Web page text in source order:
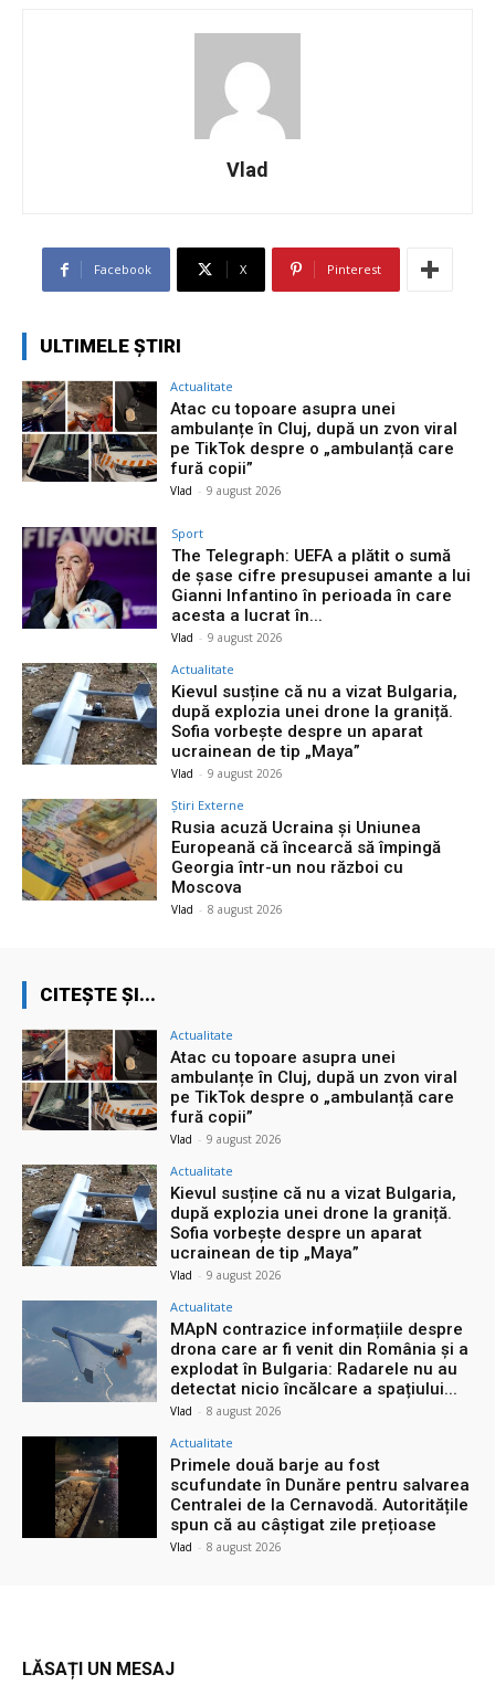
Vlad
Facebook X Pinterest
ULTIMELE ȘTIRI
Actualitate
Atac cu topoare asupra unei
ambulanțe în Cluj, după un zvon viral
pe TikTok despre o „ambulanță care
fură copii”
Vlad - 9 august 2026
Sport
The Telegraph: UEFA a plătit o sumă
de șase cifre presupusei amante a lui
Gianni Infantino în perioada în care
acesta a lucrat în...
Vlad - 9 august 2026
Actualitate
Kievul susține că nu a vizat Bulgaria,
după explozia unei drone la graniță.
Sofia vorbește despre un aparat
ucrainean de tip „Maya”
Vlad - 9 august 2026
Știri Externe
Rusia acuză Ucraina și Uniunea
Europeană că încearcă să împingă
Georgia într-un nou război cu
Moscova
Vlad - 8 august 2026
CITEȘTE ȘI...
Actualitate
Atac cu topoare asupra unei
ambulanțe în Cluj, după un zvon viral
pe TikTok despre o „ambulanță care
fură copii”
Vlad - 9 august 2026
Actualitate
Kievul susține că nu a vizat Bulgaria,
după explozia unei drone la graniță.
Sofia vorbește despre un aparat
ucrainean de tip „Maya”
Vlad - 9 august 2026
Actualitate
MApN contrazice informațiile despre
drona care ar fi venit din România și a
explodat în Bulgaria: Radarele nu au
detectat nicio încălcare a spațiului...
Vlad - 8 august 2026
Actualitate
Primele două barje au fost
scufundate în Dunăre pentru salvarea
Centralei de la Cernavodă. Autoritățile
spun că au câștigat zile prețioase
Vlad - 8 august 2026
LĂSAȚI UN MESAJ